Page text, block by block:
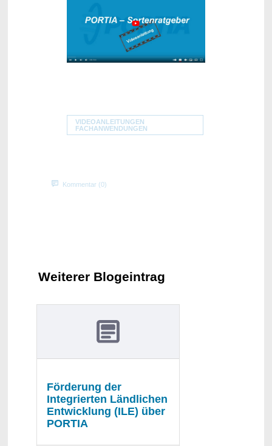
VIDEOANLEITUNGEN
FACHANWENDUNGEN
Kommentar (0)
Weiterer Blogeintrag
Förderung der
Integrierten Ländlichen
Entwicklung (ILE) über
PORTIA